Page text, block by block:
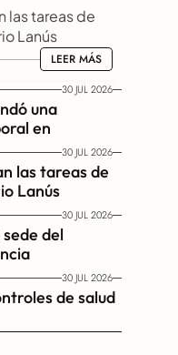
las tareas de
Lanús
LEER MÁS
LEER MÁS
30 JUL 2026
una
en
30 JUL 2026
las tareas de
Lanús
30 JUL 2026
del
30 JUL 2026
de salud